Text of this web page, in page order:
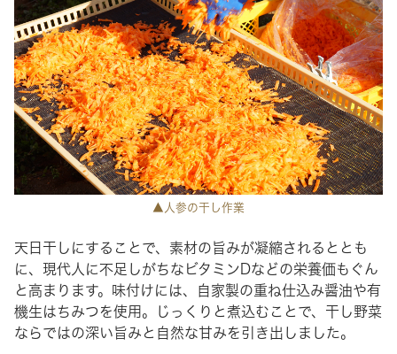
▲人参の干し作業
天日干しにすることで、素材の旨みが凝縮されるととも
に、現代人に不足しがちなビタミンDなどの栄養価もぐん
と高まります。味付けには、自家製の重ね仕込み醤油や有
機生はちみつを使用。じっくりと煮込むことで、干し野菜
ならではの深い旨みと自然な甘みを引き出しました。